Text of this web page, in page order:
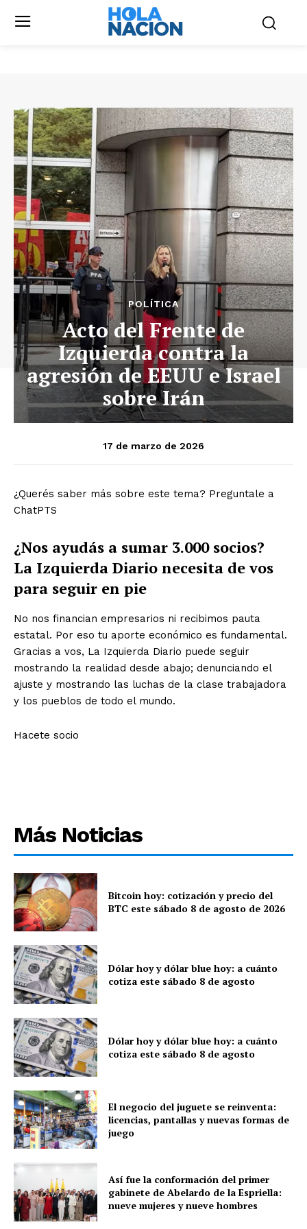
POLÍTICA
Acto del Frente de
Izquierda contra la
agresión de EEUU e Israel
sobre Irán
17 de marzo de 2026
¿Querés saber más sobre este tema? Preguntale a
ChatPTS
¿Nos ayudás a sumar 3.000 socios?
La Izquierda Diario necesita de vos
para seguir en pie
No nos financian empresarios ni recibimos pauta
estatal. Por eso tu aporte económico es fundamental.
Gracias a vos, La Izquierda Diario puede seguir
mostrando la realidad desde abajo; denunciando el
ajuste y mostrando las luchas de la clase trabajadora
y los pueblos de todo el mundo.
Hacete socio
Más Noticias
Bitcoin hoy: cotización y precio del
BTC este sábado 8 de agosto de 2026
Dólar hoy y dólar blue hoy: a cuánto
cotiza este sábado 8 de agosto
Dólar hoy y dólar blue hoy: a cuánto
cotiza este sábado 8 de agosto
El negocio del juguete se reinventa:
licencias, pantallas y nuevas formas de
juego
Así fue la conformación del primer
gabinete de Abelardo de la Espriella:
nueve mujeres y nueve hombres